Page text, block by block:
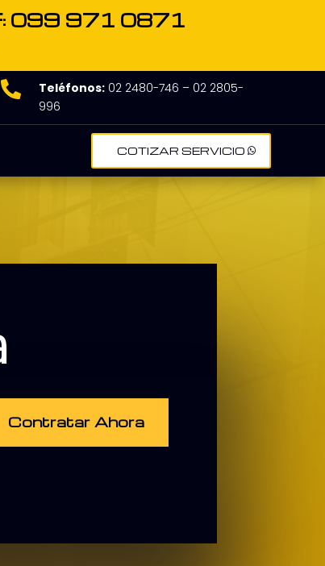
099 971 0871
 Teléfonos: 02 2480-746 – 02 2805-
996
COTIZAR SERVICIO
Contratar Ahora